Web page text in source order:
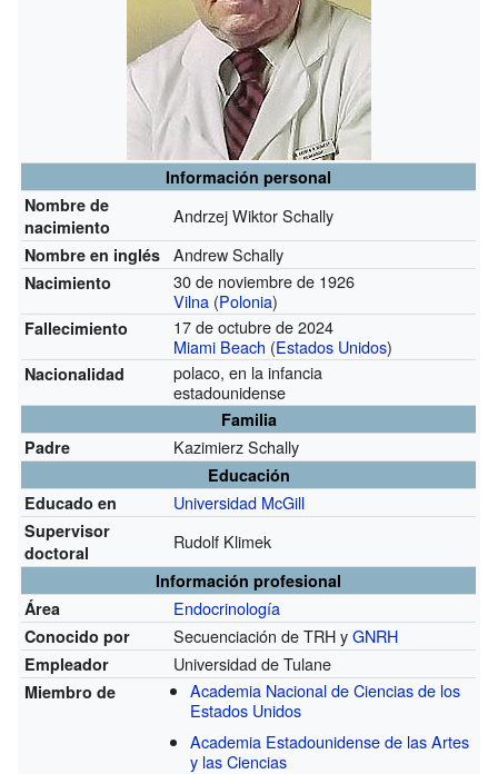
Información personal
Nombre de
nacimiento
Andrzej Wiktor Schally
Nombre en inglés Andrew Schally
Nacimiento
30 de noviembre de 1926
Vilna (Polonia)
Fallecimiento
17 de octubre de 2024
Miami Beach (Estados Unidos)
Nacionalidad
polaco, en la infancia
estadounidense
Familia
Padre
Kazimierz Schally
Educación
Educado en
Universidad McGill
Supervisor
doctoral
Rudolf Klimek
Información profesional
Área
Endocrinología
Conocido por Secuenciación de TRH yGNRH
Empleador Universidad de Tulane
Miembro de
Academia Nacional de Ciencias de los
Estados Unidos
Academia Estadounidense de las Artes
y las Ciencias